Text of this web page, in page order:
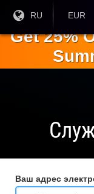
Текущий
RU EUR
Get 25%
Ваш адрес